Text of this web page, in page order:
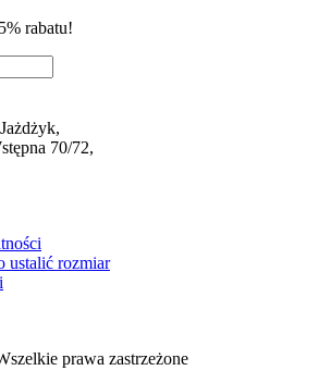
rabatu!
70/72,
ustalić rozmiar
prawa zastrzeżone